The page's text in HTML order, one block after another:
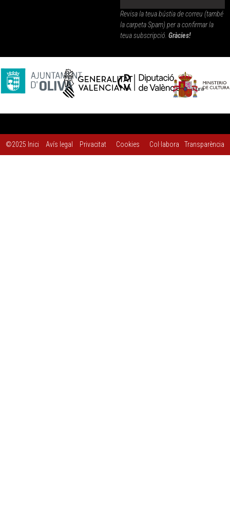
Revisa la teua bústia de correu (també
la carpeta Spam) per a confirmar la
teua subscripció. Gràcies!
©2025 Inici Avís legal Privacitat Cookies Col·labora Transparència